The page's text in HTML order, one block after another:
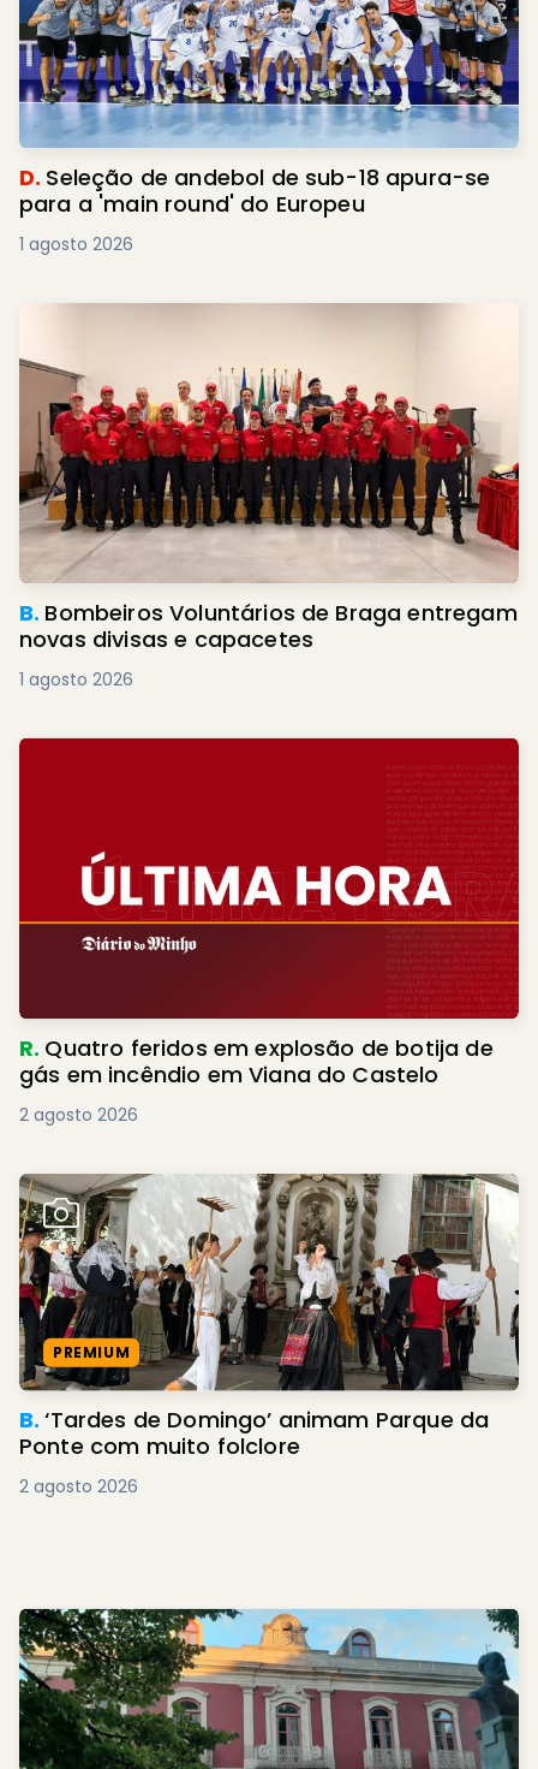
D. Seleção de andebol de sub-18 apura-se
para a 'main round' do Europeu
1 agosto 2026
B. Bombeiros Voluntários de Braga entregam
novas divisas e capacetes
1 agosto 2026
R. Quatro feridos em explosão de botija de
gás em incêndio em Viana do Castelo
2 agosto 2026
PREMIUM
B.‘Tardes de Domingo’ animam Parque da
Ponte com muito folclore
2 agosto 2026